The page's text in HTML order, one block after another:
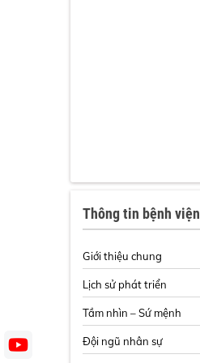
Thông tin bệnh viện
Giới thiệu chung
Lịch sử phát triển
Tầm nhìn – Sứ mệnh
Đội ngũ nhân sự